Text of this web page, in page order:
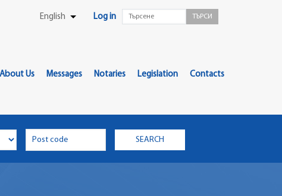
English List additional actions
User
Log in
About Us Messages Notaries Legislation Contacts